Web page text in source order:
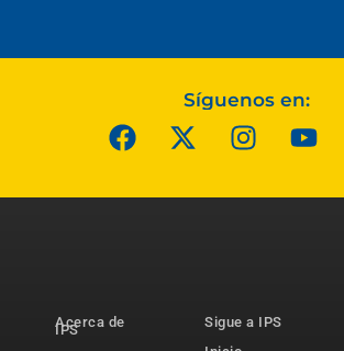
Síguenos en:
Acerca de
IPS
Sigue a IPS